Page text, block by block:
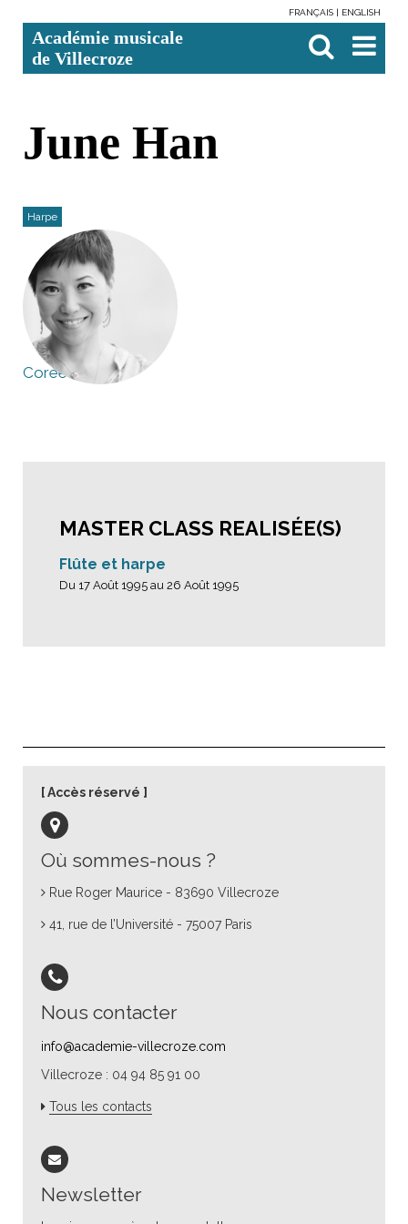
contenu.
Aller
à
personnels
FRANÇAIS ENGLISH
Académie musicale
de Villecroze

avancée…
June Han
Harpe
Corée du Sud
MASTER CLASS REALISÉE(S)
Flûte et harpe
Du 17 Août 1995 au 26 Août 1995
Où sommes-nous ?
Rue Roger Maurice - 83690 Villecroze
41, rue de l’Université - 75007 Paris
Nous contacter
info@academie-villecroze.com
Villecroze : 04 94 85 91 00
Tous les contacts
Newsletter
Accès réservé